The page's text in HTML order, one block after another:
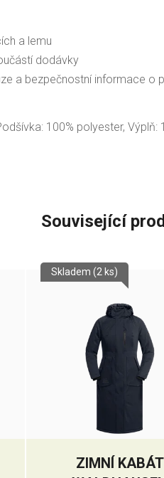
a lemu
dodávky
a bezpečnostní informace o
100% polyester, Výplň:
Související
ZIMNÍ KABÁT
Skladem (2 ks)